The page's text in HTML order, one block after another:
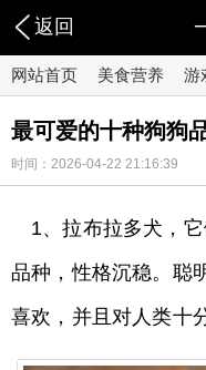
返回
网站首页 美食营养 游
最可爱的十种狗狗
时间：2026-04-22 21:16:39
1、拉布拉多犬，
品种，性格沉稳。聪
喜欢，并且对人类十